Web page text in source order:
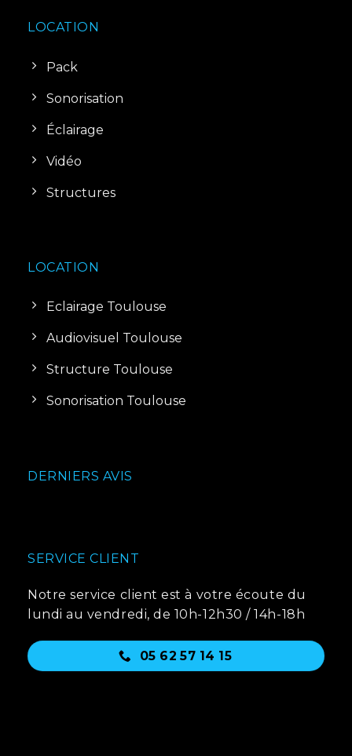
LOCATION
Pack
Sonorisation
Éclairage
Vidéo
Structures
LOCATION
Eclairage Toulouse
Audiovisuel Toulouse
Structure Toulouse
Sonorisation Toulouse
DERNIERS AVIS
SERVICE CLIENT
Notre service client est à votre écoute du
lundi au vendredi, de 10h-12h30 / 14h-18h
05 62 57 14 15